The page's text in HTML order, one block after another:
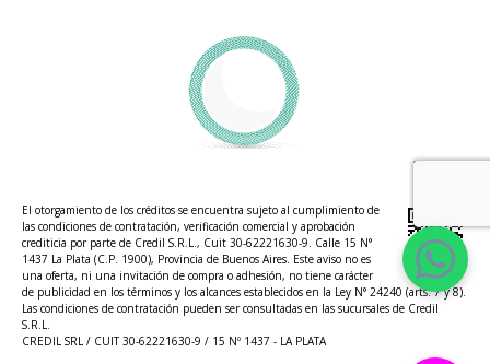
El otorgamiento de los créditos se encuentra sujeto al cumplimiento de
las condiciones de contratación, verificación comercial y aprobación
crediticia por parte de Credil S.R.L., Cuit 30-62221630-9. Calle 15 N°
1437 La Plata (C.P. 1900), Provincia de Buenos Aires. Este aviso no es
una oferta, ni una invitación de compra o adhesión, no tiene carácter
de publicidad en los términos y los alcances establecidos en la Ley N° 24240 (arts. 7 y 8).
Las condiciones de contratación pueden ser consultadas en las sucursales de Credil
S.R.L.
CREDIL SRL / CUIT 30-62221630-9 / 15 Nº 1437 - LA PLATA